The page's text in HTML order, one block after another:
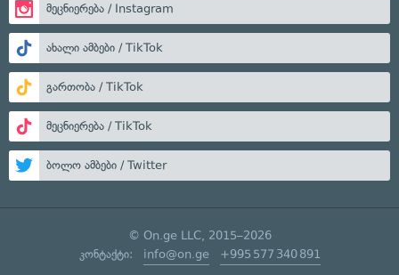
მეცნიერება / Instagram
ახალი ამბები / TikTok
გართობა / TikTok
მეცნიერება / TikTok
ბოლო ამბები / Twitter
© On.ge LLC, 2015–2026
კონტაქტი: info@on.ge +995 577 340 891